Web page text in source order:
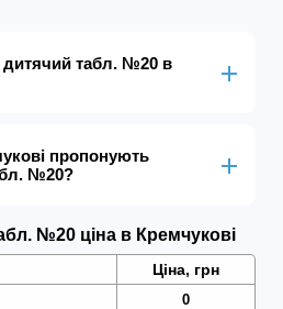
табл. №20 в
пропонують
№20?
№20 ціна в Кремчукові
Ціна, грн
0